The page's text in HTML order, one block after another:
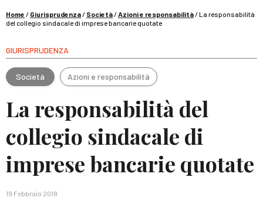
Home / Giurisprudenza/ Società/Azioni e responsabilità/La responsabilità
del collegio sindacale di imprese bancarie quotate
GIURISPRUDENZA
Società Azioni e responsabilità
La responsabilità del
collegio sindacale di
imprese bancarie quotate
19 Febbraio 2018